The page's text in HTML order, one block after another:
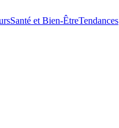
Santé et Bien-ÊtreTendances